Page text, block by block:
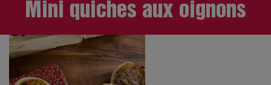
Mini quiches aux oignons